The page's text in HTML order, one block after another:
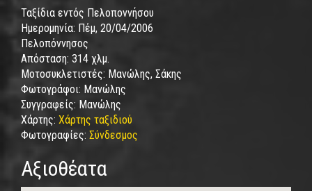
Ταξίδια εντός Πελοποννήσου
Ημερομηνία: Πέμ, 20/04/2006
Πελοπόννησος
Απόσταση: 314 χλμ.
Μοτοσυκλετιστές: Μανώλης, Σάκης
Φωτογράφοι: Μανώλης
Συγγραφείς: Μανώλης
Χάρτης: Χάρτης ταξιδιού
Φωτογραφίες: Σύνδεσμος
Αξιοθέατα